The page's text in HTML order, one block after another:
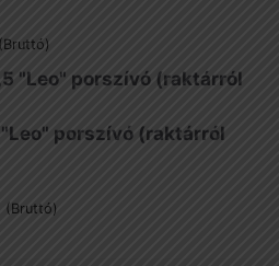
(Bruttó)
"Leo" porszívó (raktárról
Current
(Bruttó)